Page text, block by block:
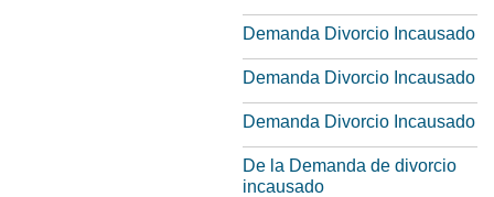
Demanda Divorcio Incausado
Demanda Divorcio Incausado
Demanda Divorcio Incausado
De la Demanda de divorcio
incausado